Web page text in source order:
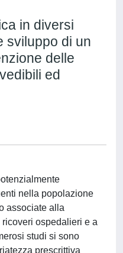
in diversi
sviluppo di un
delle
ed
nella popolazione
associate alla
ospedalieri e a
studi si sono
prescrittiva